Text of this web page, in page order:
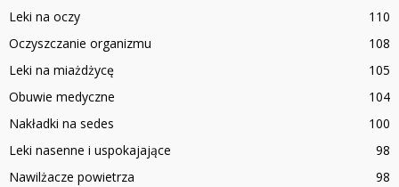
Leki na oczy
110
Oczyszczanie organizmu
108
Leki na miażdżycę
105
Obuwie medyczne
104
Nakładki na sedes
100
Leki nasenne i uspokajające
98
Nawilżacze powietrza
98